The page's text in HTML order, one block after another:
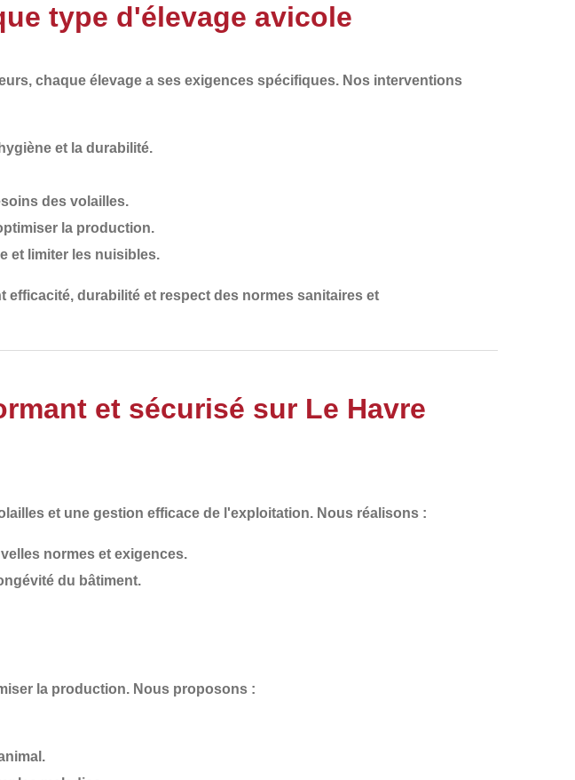
type d'élevage avicole
, chaque élevage a ses exigences spécifiques. Nos interventions
et la durabilité.
des volailles.
la production.
et limiter les nuisibles.
efficacité, durabilité et respect des normes sanitaires et
et sécurisé sur Le Havre
et une gestion efficace de l'exploitation. Nous réalisons :
normes et exigences.
du bâtiment.
la production. Nous proposons :